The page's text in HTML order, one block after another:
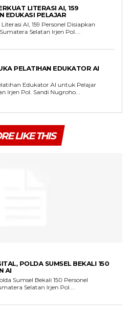
LITERASI AI, 159
EDUKASI PELAJAR
AI, 159 Personel Disiapkan
Kapolda Sumatera Selatan Irjen Pol....
PELATIHAN EDUKATOR AI
Edukator AI untuk Pelajar
Irjen Pol. Sandi Nugroho...
LIKE THIS
POLDA SUMSEL BEKALI 150
AI
Sumsel Bekali 150 Personel
Sumatera Selatan Irjen Pol....